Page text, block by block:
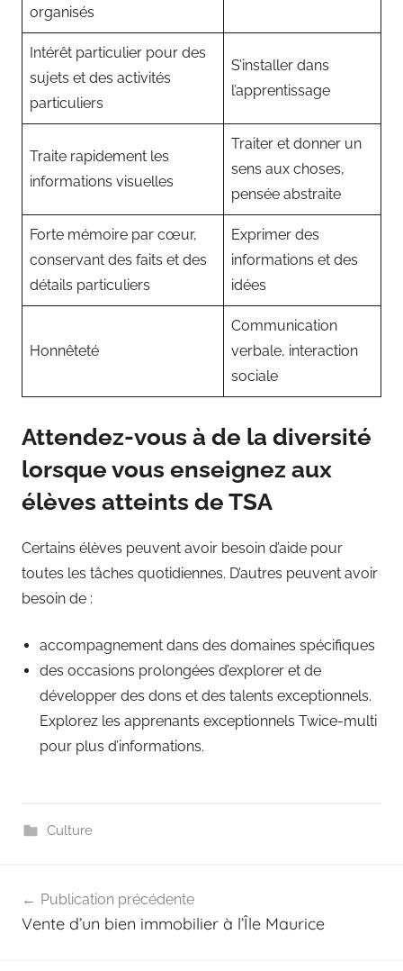
organisés
Intérêt particulier pour des
sujets et des activités
particuliers
S’installer dans
l’apprentissage
Traite rapidement les
informations visuelles
Traiter et donner un
sens aux choses,
pensée abstraite
Forte mémoire par cœur,
conservant des faits et des
détails particuliers
Exprimer des
informations et des
idées
Honnêteté
Communication
verbale, interaction
sociale
Attendez-vous à de la diversité
lorsque vous enseignez aux
élèves atteints de TSA
Certains élèves peuvent avoir besoin d’aide pour
toutes les tâches quotidiennes. D’autres peuvent avoir
besoin de :
accompagnement dans des domaines spécifiques
des occasions prolongées d’explorer et de
développer des dons et des talents exceptionnels.
Explorez les apprenants exceptionnels Twice-multi
pour plus d’informations.
Culture
de
Publication précédente
Vente d’un bien immobilier à l’Île Maurice